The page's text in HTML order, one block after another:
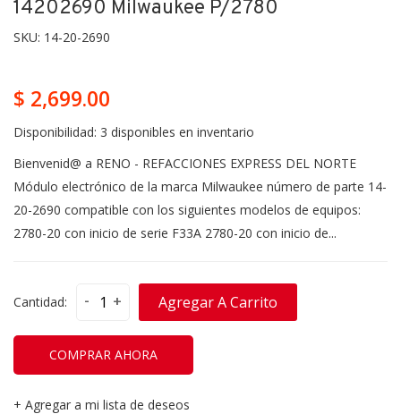
14202690 Milwaukee P/2780
SKU: 14-20-2690
$ 2,699.00
Disponibilidad: 3 disponibles en inventario
Bienvenid@ a RENO - REFACCIONES EXPRESS DEL NORTE
Módulo electrónico de la marca Milwaukee número de parte 14-
20-2690 compatible con los siguientes modelos de equipos:
2780-20 con inicio de serie F33A 2780-20 con inicio de...
Cantidad: - + Agregar A Carrito
COMPRAR AHORA
+ Agregar a mi lista de deseos